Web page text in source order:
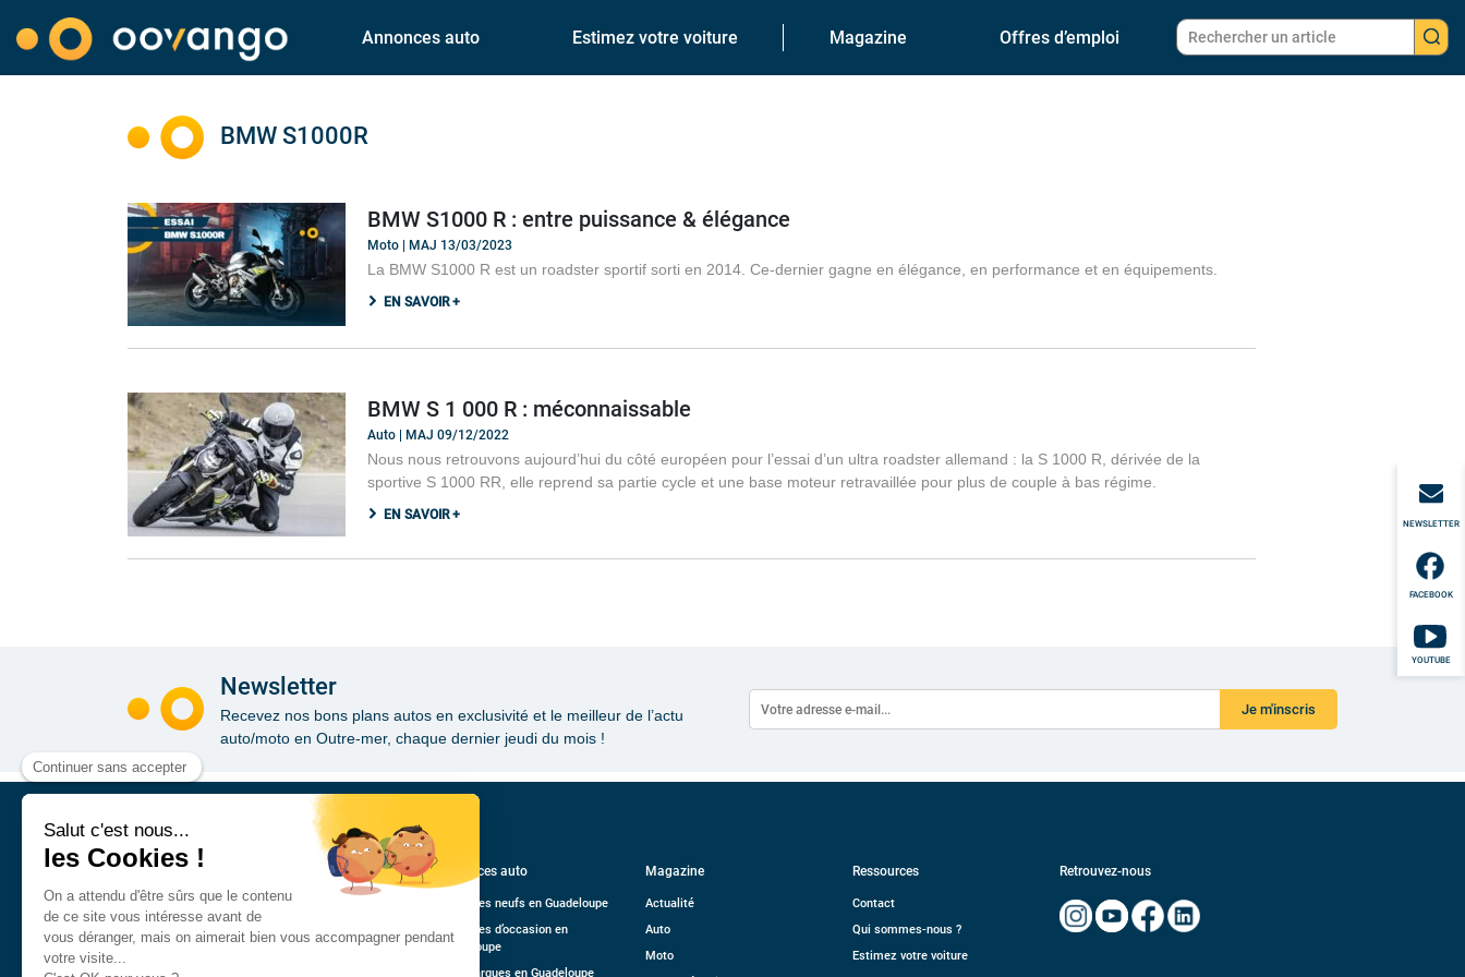
Annonces auto Estimez votre voiture Magazine Offres d’emploi
NEWSLETTER
FACEBOOK
YOUTUBE
BMW S1000R
BMW S1000 R : entre puissance & élégance
Moto | MAJ 13/03/2023
La BMW S1000 R est un roadster sportif sorti en 2014. Ce-dernier gagne en élégance, en performance et en équipements.
EN SAVOIR +
BMW S 1 000 R : méconnaissable
Auto | MAJ 09/12/2022
Nous nous retrouvons aujourd’hui du côté européen pour l’essai d’un ultra roadster allemand : la S 1000 R, dérivée de la
sportive S 1000 RR, elle reprend sa partie cycle et une base moteur retravaillée pour plus de couple à bas régime.
EN SAVOIR +
Newsletter
Recevez nos bons plans autos en exclusivité et le meilleur de l’actu
auto/moto en Outre-mer, chaque dernier jeudi du mois !
Je m'inscris
Annonces auto
Véhicules neufs en Guadeloupe
Véhicules d’occasion en
Guadeloupe
Nos marques en Guadeloupe
Magazine
Actualité
Auto
Moto
Ressources
Contact
Qui sommes-nous ?
Estimez votre voiture
Retrouvez-nous